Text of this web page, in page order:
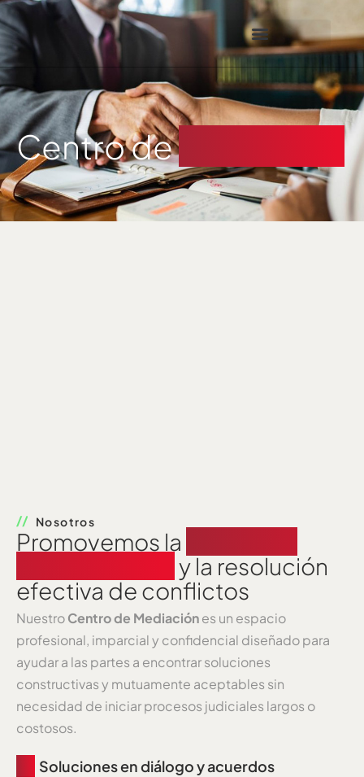
Centro de
Nosotros
Promovemos la
y la resolución
efectiva de conflictos
NuestroCentro de Mediaciónes un espacio
profesional, imparcial y confidencial diseñado para
ayudar a las partes a encontrar soluciones
constructivas y mutuamente aceptables sin
necesidad de iniciar procesos judiciales largos o
costosos.
Soluciones en diálogo y acuerdos